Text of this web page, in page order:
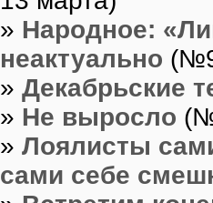
» Народное:
неактуально
» Декабрьские
» Не выросло
» Лоялисты
сами себе